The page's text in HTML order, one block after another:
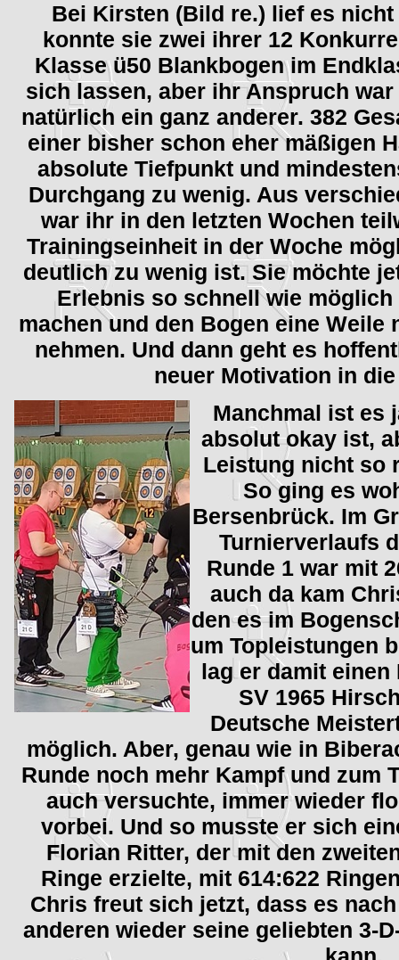
Bei Kirsten (Bild re.) lief es nicht
konnte sie zwei ihrer 12
Klasse ü50 Blankbogen im
sich lassen, aber ihr Anspruch
natürlich ein ganz anderer. 382
einer bisher schon eher mäßigen
absolute Tiefpunkt und
Durchgang zu wenig. Aus
war ihr in den letzten Wochen
Trainingseinheit in der Woche
deutlich zu wenig ist. Sie möchte
Erlebnis so schnell wie möglich
machen und den Bogen eine Weile
nehmen. Und dann geht es
neuer Motivation in
Manchmal ist es
absolut okay ist,
Leistung nicht so
So ging es
Bersenbrück. Im
Turnierverlaufs
Runde 1 war mit
auch da kam
den es im
um Topleistungen
lag er damit
SV 1965
Deutsche
möglich. Aber, genau wie in
Runde noch mehr Kampf und zum
auch versuchte, immer wieder
vorbei. Und so musste er sich
Florian Ritter, der mit den
Ringe erzielte, mit 614:622
Chris freut sich jetzt, dass es
anderen wieder seine geliebten 3-